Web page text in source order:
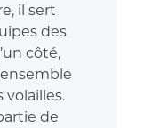
il sert
des
côté,
de